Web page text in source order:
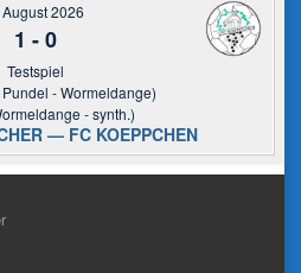
2026
1 -0
Testspiel
- Wormeldange)
- synth.)
— FC KOEPPCHEN